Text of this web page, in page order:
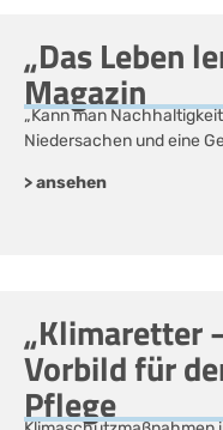
„Das Leben
Magazin
„Kann man
Niedersachen und eine
> ansehen
„Klimaretter
Vorbild für
Pflege